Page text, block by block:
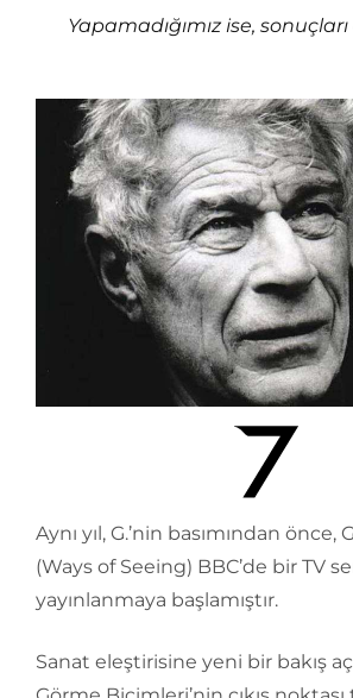
Yapamadığımız ise,
Aynı yıl, G.’nin basımından
(Ways of Seeing) BBC’de bir TV
yayınlanmaya başlamıştır.
Sanat eleştirisine yeni bir bakış